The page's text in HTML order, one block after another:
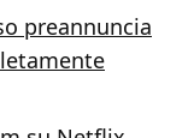
preannuncia